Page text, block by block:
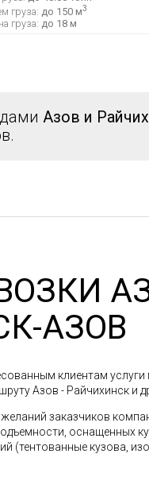
груза: до 150 м3
груза: до 18 м
Азов и
АЗОВ
клиентам услуги
Азов - Райчихинск и
заказчиков
оснащенных
(тентованные кузова,